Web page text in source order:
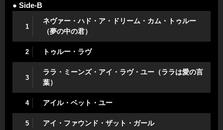
● Side-B
1
ネヴァー・ハド・ア・ドリーム・カム・トゥルー
（夢の中の君）
2 トゥルー・ラヴ
3
ララ・ミーンズ・アイ・ラヴ・ユー（ララは愛の言
葉）
4 アイル・ベット・ユー
5 アイ・ファウンド・ザット・ガール